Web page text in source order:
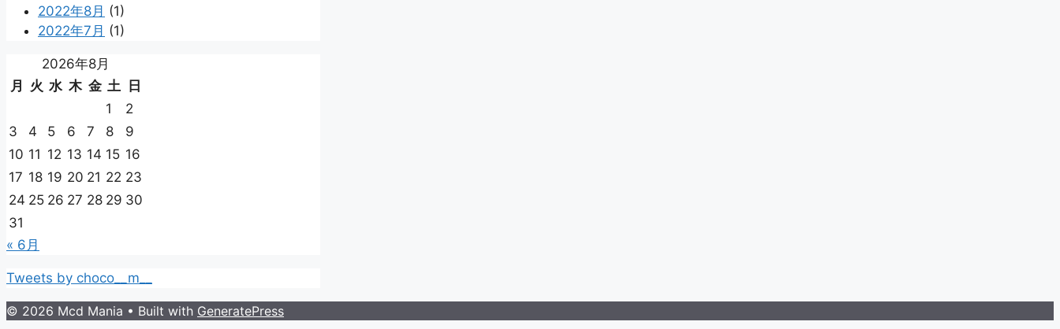
2022年8月 (1)
2022年7月 (1)
2026年8月
月 火 水 木 金 土 日
1
2
3
4 5 6 7 8
9
10 11 12 13 14 15 16
17 18 19 20 21 22 23
24 25 26 27 28 29 30
31
« 6月
Tweets by choco__m__
© 2026 Mcd Mania • Built with GeneratePress